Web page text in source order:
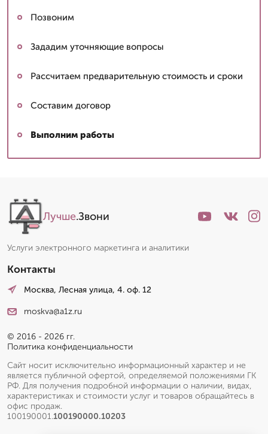
Позвоним
Зададим уточняющие вопросы
Рассчитаем предварительную стоимость и сроки
Составим договор
Выполним работы
Лучше.Звони
Услуги электронного маркетинга и аналитики
Контакты
Москва, Лесная улица, 4. оф. 12
moskva@a1z.ru
© 2016 - 2026 гг.
Политика конфиденциальности
Сайт носит исключительно информационный характер и не
является публичной офертой, определяемой положениями ГК
РФ. Для получения подробной информации о наличии, видах,
характеристиках и стоимости услуг и товаров обращайтесь в
офис продаж.
100190001.100190000.10203